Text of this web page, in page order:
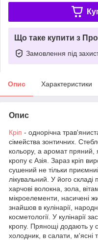
Що таке купити з
Замовлення під
Опис Характеристики
Опис
Кріп - однорічна
сімейства зонтичних.
кольору, а аромат пряний,
кропу є Азія. Зараз кріп
сушений не тільки
лікувальний. У його складі
харчові волокна, зола,
мікроелементи, насичені
знайшов в кулінарії,
косметології. У кулінарії
кропу. Прянощі додають у
холодник, в салати, м'ясні